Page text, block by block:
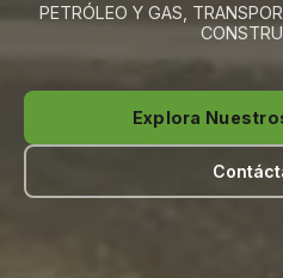
PETRÓLEO Y GAS,
Explora